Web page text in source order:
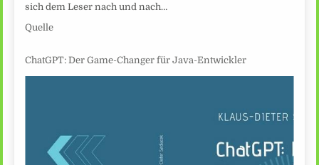
sich dem Leser nach und nach…
Quelle
ChatGPT: Der Game-Changer für Java-Entwickler